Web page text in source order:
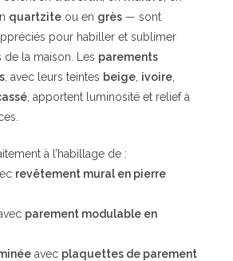
quartzite ou en grès — sont
pour habiller et sublimer
de la maison. Les parements
, avec leurs teintes beige ivoire
, apportent luminosité et relief à
à l’habillage de :
revêtement mural en pierre
parement modulable en
avec plaquettes de parement